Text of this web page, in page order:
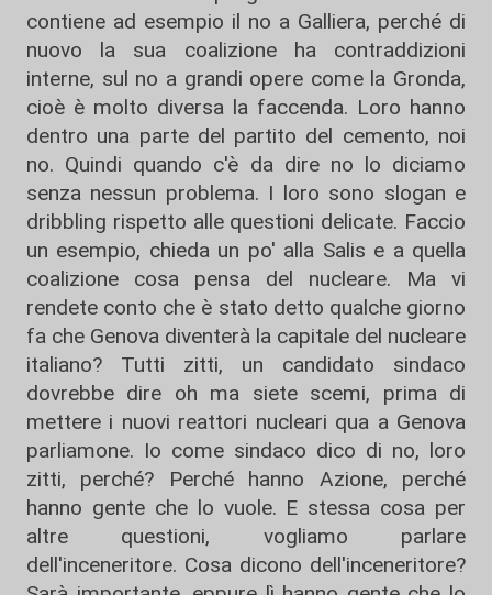
contiene ad esempio il no a Galliera, perché di
nuovo la sua coalizione ha contraddizioni
interne, sul no a grandi opere come la Gronda,
cioè è molto diversa la faccenda. Loro hanno
dentro una parte del partito del cemento, noi
no. Quindi quando c'è da dire no lo diciamo
senza nessun problema. I loro sono slogan e
dribbling rispetto alle questioni delicate. Faccio
un esempio, chieda un po' alla Salis e a quella
coalizione cosa pensa del nucleare. Ma vi
rendete conto che è stato detto qualche giorno
fa che Genova diventerà la capitale del nucleare
italiano? Tutti zitti, un candidato sindaco
dovrebbe dire oh ma siete scemi, prima di
mettere i nuovi reattori nucleari qua a Genova
parliamone. Io come sindaco dico di no, loro
zitti, perché? Perché hanno Azione, perché
hanno gente che lo vuole. E stessa cosa per
altre questioni, vogliamo parlare
dell'inceneritore. Cosa dicono dell'inceneritore?